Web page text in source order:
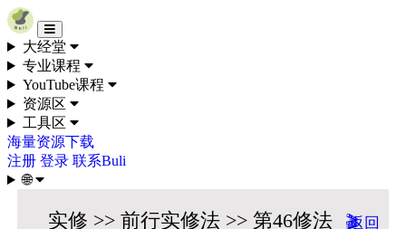
Skip to content
大经堂
专业课程
YouTube课程
资源区
工具区
海量资源下载
注册 登录 联系Buli
🌐
实修 >> 前行实修法 >> 第46修法 🎬
返回